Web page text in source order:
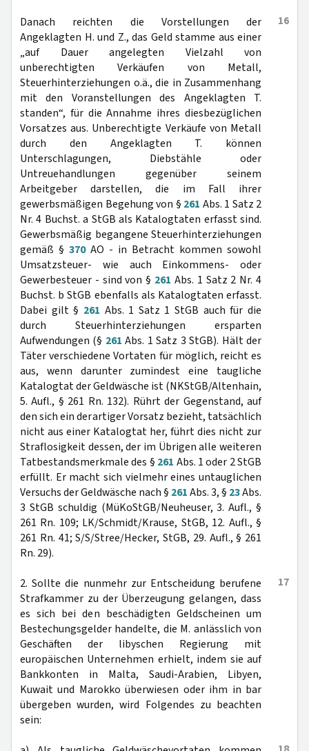
16
Danach reichten die Vorstellungen der
Angeklagten H. und Z., das Geld stamme aus einer
„auf Dauer angelegten Vielzahl von
unberechtigten Verkäufen von Metall,
Steuerhinterziehungen o.ä., die in Zusammenhang
mit den Voranstellungen des Angeklagten T.
standen“, für die Annahme ihres diesbezüglichen
Vorsatzes aus. Unberechtigte Verkäufe von Metall
durch den Angeklagten T. können
Unterschlagungen, Diebstähle oder
Untreuehandlungen gegenüber seinem
Arbeitgeber darstellen, die im Fall ihrer
gewerbsmäßigen Begehung von § 261 Abs. 1 Satz 2
Nr. 4 Buchst. a StGB als Katalogtaten erfasst sind.
Gewerbsmäßig begangene Steuerhinterziehungen
gemäß § 370AO - in Betracht kommen sowohl
Umsatzsteuer- wie auch Einkommens- oder
Gewerbesteuer - sind von § 261 Abs. 1 Satz 2 Nr. 4
Buchst. b StGB ebenfalls als Katalogtaten erfasst.
Dabei gilt § 261 Abs. 1 Satz 1 StGB auch für die
durch Steuerhinterziehungen ersparten
Aufwendungen (§ 261 Abs. 1 Satz 3 StGB). Hält der
Täter verschiedene Vortaten für möglich, reicht es
aus, wenn darunter zumindest eine taugliche
Katalogtat der Geldwäsche ist (NKStGB/Altenhain,
5. Aufl., § 261 Rn. 132). Rührt der Gegenstand, auf
den sich ein derartiger Vorsatz bezieht, tatsächlich
nicht aus einer Katalogtat her, führt dies nicht zur
Straflosigkeit dessen, der im Übrigen alle weiteren
Tatbestandsmerkmale des § 261 Abs. 1 oder 2 StGB
erfüllt. Er macht sich vielmehr eines untauglichen
Versuchs der Geldwäsche nach § 261Abs. 3, § 23Abs.
3 StGB schuldig (MüKoStGB/Neuheuser, 3. Aufl., §
261 Rn. 109; LK/Schmidt/Krause, StGB, 12. Aufl., §
261 Rn. 41; S/S/Stree/Hecker, StGB, 29. Aufl., § 261
Rn. 29).
17
2. Sollte die nunmehr zur Entscheidung berufene
Strafkammer zu der Überzeugung gelangen, dass
es sich bei den beschädigten Geldscheinen um
Bestechungsgelder handelte, die M. anlässlich von
Geschäften der libyschen Regierung mit
europäischen Unternehmen erhielt, indem sie auf
Bankkonten in Malta, Saudi-Arabien, Libyen,
Kuwait und Marokko überwiesen oder ihm in bar
übergeben wurden, wird Folgendes zu beachten
sein: